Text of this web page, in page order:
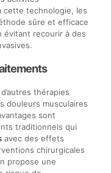
cette technologie, les
sûre et efficace
évitant recourir à des
thérapies
douleurs musculaires
sont
traditionnels qui
avec des effets
chirurgicales
propose une